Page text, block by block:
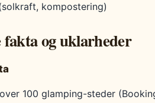
kompostering)
og uklarheder
100 glamping-steder